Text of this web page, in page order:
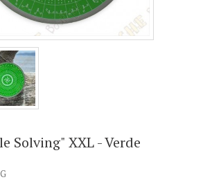
Solving" XXL - Verde